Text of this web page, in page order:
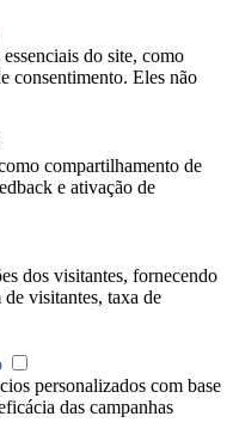
do site, como
consentimento. Eles não
compartilhamento de
e ativação de
dos visitantes, fornecendo
visitantes, taxa de
personalizados com base
das campanhas